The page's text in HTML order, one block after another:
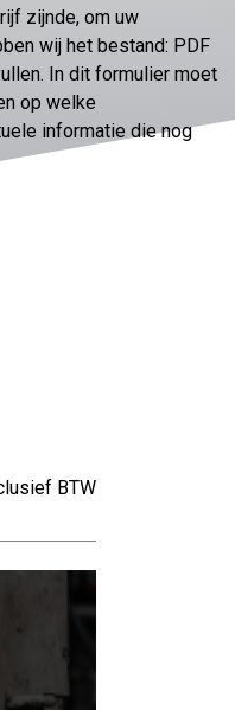
zijnde, om uw
wij het bestand: PDF
In dit formulier moet
op welke
informatie die nog
BTW